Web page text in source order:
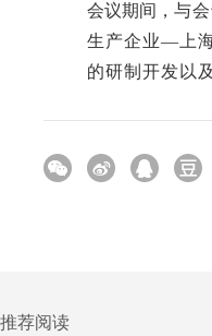
会议期间， 与
生产企业—上
的研制开发以
推荐阅读